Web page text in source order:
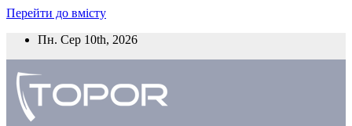
Перейти до вмісту
Пн. Сер 10th, 2026